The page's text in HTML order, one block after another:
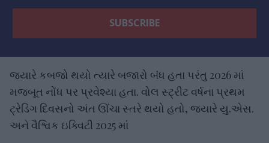
જ્યારે કબજો થયો ત્યારે બજારો બંધ હતા પરંતુ 2026 માં
મજબૂત નોંધ પર પ્રવેશ્યા હતા. વોલ સ્ટ્રીટ વર્ષના પ્રથમ
ટ્રેડિંગ દિવસનો અંત ઊંચા સ્તરે થયો હતો, જ્યારે યુ.એસ.
અને વૈશ્વિક ઇક્વિટી 2025 માં